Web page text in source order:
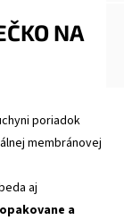
NA
poriadok
membránovej
aj
a